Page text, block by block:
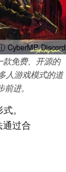
CyberMP Discord
免费、开源的
人游戏模式的道
进。
。
过合